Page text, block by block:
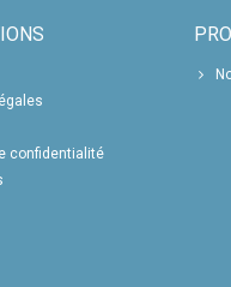
confidentialité